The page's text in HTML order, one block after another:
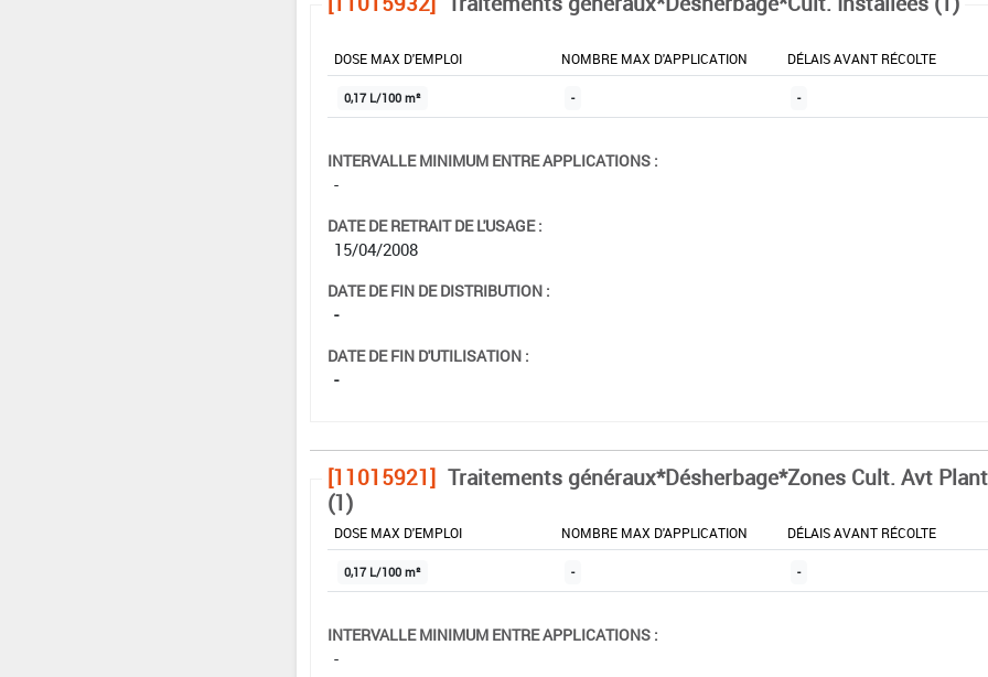
DOSE MAX D'EMPLOI NOMBRE MAX D'APPLICATION DÉLAIS AVANT RÉCOLTE
0,17 L/100 m² - -
INTERVALLE MINIMUM ENTRE APPLICATIONS :
-
DATE DE RETRAIT DE L'USAGE :
15/04/2008
DATE DE FIN DE DISTRIBUTION :
-
DATE DE FIN D'UTILISATION :
-
[11015921] Traitements généraux*Désherbage*Zones Cult. Avt
(1)
DOSE MAX D'EMPLOI NOMBRE MAX D'APPLICATION DÉLAIS AVANT RÉCOLTE
0,17 L/100 m² - -
INTERVALLE MINIMUM ENTRE APPLICATIONS :
-